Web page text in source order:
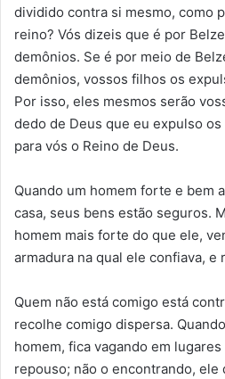
dividido contra si mesmo, como
reino? Vós dizeis que é por
demônios. Se é por meio de
demônios, vossos filhos os
Por isso, eles mesmos serão
dedo de Deus que eu expulso
para vós o Reino de Deus.
Quando um homem forte e bem
casa, seus bens estão seguros.
homem mais forte do que ele,
armadura na qual ele confiava,
Quem não está comigo está
recolhe comigo dispersa.
homem, fica vagando em
repouso; não o encontrando, ele